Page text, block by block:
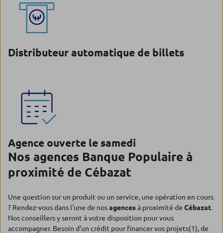
Distributeur automatique de billets
Agence ouverte le samedi
Nos agences Banque Populaire à
proximité de Cébazat
Une question sur un produit ou un service, une opération en cours
? Rendez-vous dans l'une de nosagencesà proximité de Cébazat.
Nos conseillers y seront à votre disposition pour vous
accompagner. Besoin d'un crédit pour financer vos projets(1), de